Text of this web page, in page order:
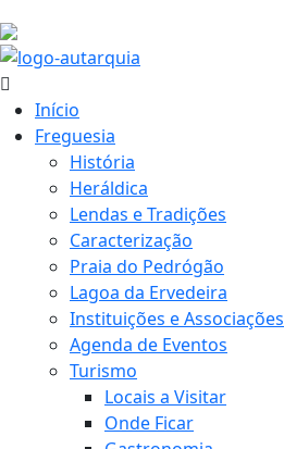
Início
Freguesia
História
Heráldica
Lendas e Tradições
Caracterização
Praia do Pedrógão
Lagoa da Ervedeira
Instituições e Associações
Agenda de Eventos
Turismo
Locais a Visitar
Onde Ficar